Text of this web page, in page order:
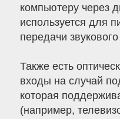
компьютеру через
используется для
передачи
Также есть
входы на случай
которая
(например,